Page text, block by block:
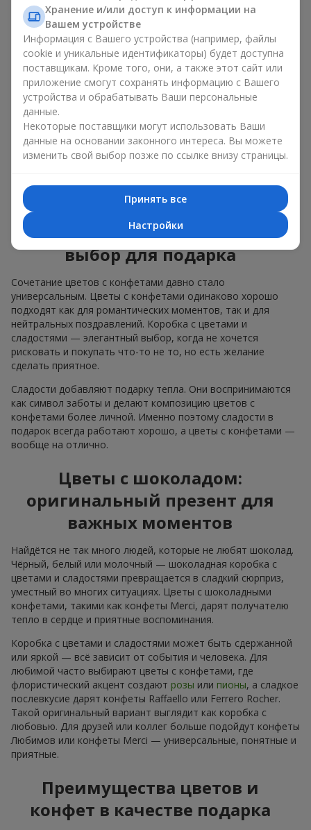
Длякорпоративного мероприятияподойдёт
премиальный подарок: здесь коробка с цветами и
сладостями дополняется изысканными каллами,
герберамиилиорхидеямии элитными сладостями;
Нежные букеты изэустомы, тюльпановили
альстромериихорошо сочетаются с конфетами
Merci, поддерживая нежную подачу и лёгкое
настроение — как
ребёнка или ко Дню всех влюблённых.
Мы поможем вам подобрать лучшее сочетание цветочного
микса и сладостей под ваш повод и оформим подарок —
Коробка с цветами и
сладостями — ваш лучший
выбор для подарка
Сочетание цветов с конфетами давно стало
универсальным. Цветы с конфетами одинаково хорошо
подходят как для романтических моментов, так и для
нейтральных поздравлений. Коробка с цветами и
сладостями — элегантный выбор, когда не хочется
рисковать и покупать что-то не то, но есть желание
сделать приятное.
Сладости добавляют подарку тепла. Они воспринимаются
как символ заботы и делают композицию цветов с
конфетами более личной. Именно поэтому сладости в
подарок всегда работают хорошо, а цветы с конфетами —
вообще на отлично.
Цветы с шоколадом:
оригинальный презент для
важных моментов
Найдётся не так много людей, которые не любят шоколад.
Чёрный, белый или молочный — шоколадная коробка с
цветами и сладостями превращается в сладкий сюрприз,
уместный во многих ситуациях. Цветы с шоколадными
конфетами, такими как конфеты Merci, дарят получателю
тепло в сердце и приятные воспоминания.
Коробка с цветами и сладостями может быть сдержанной
или яркой — всё зависит от события и человека. Для
любимой часто выбирают цветы с конфетами, где
флористический акцент создают розы или пионы, а сладкое
послевкусие дарят конфеты Raffaello или Ferrero Rocher.
Такой оригинальный вариант выглядит как коробка с
любовью. Для друзей или коллег больше подойдут конфеты
Любимов или конфеты Merci — универсальные, понятные и
приятные.
Преимущества цветов и
конфет в качестве подарка
Хранение и/или доступ к информации на
Вашем устройстве
Информация с Вашего устройства (например, файлы
cookie и уникальные идентификаторы) будет доступна
поставщикам. Кроме того, они, а также этот сайт или
приложение смогут сохранять информацию с Вашего
устройства и обрабатывать Ваши персональные
данные.
Некоторые поставщики могут использовать Ваши
данные на основании законного интереса. Вы можете
изменить свой выбор позже по ссылке внизу страницы.
Принять все
Настройки